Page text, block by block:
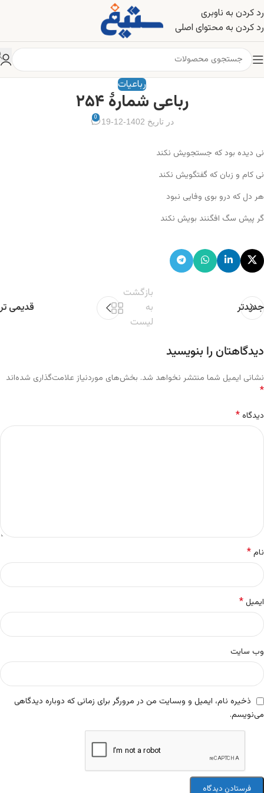
رد کردن به ناوبری
رد کردن به محتوای اصلی
رباعیات
رباعی شمارهٔ ۲۵۴
در تاریخ 1402-12-19 0
نی دیده بود که جستجویش نکند
نی کام و زبان که گفتگویش نکند
هر دل که درو بوی وفایی نبود
گر پیش سگ افگنند بویش نکند
جدیدتر
بازگشت
به
لیست
قدیمی تر
دیدگاهتان را بنویسید
نشانی ایمیل شما منتشر نخواهد شد. بخش‌های موردنیاز علامت‌گذاری شده‌اند
*
دیدگاه*
نام*
ایمیل*
وب‌ سایت
ذخیره نام، ایمیل و وبسایت من در مرورگر برای زمانی که دوباره دیدگاهی
می‌نویسم.